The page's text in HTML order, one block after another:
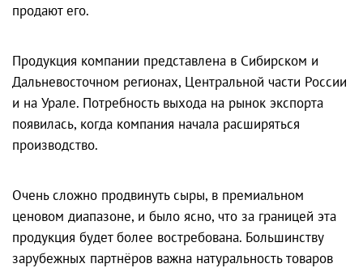
продают его.
Продукция компании представлена в Сибирском и
Дальневосточном регионах, Центральной части России
и на Урале. Потребность выхода на рынок экспорта
появилась, когда компания начала расширяться
производство.
Очень сложно продвинуть сыры, в премиальном
ценовом диапазоне, и было ясно, что за границей эта
продукция будет более востребована. Большинству
зарубежных партнёров важна натуральность товаров